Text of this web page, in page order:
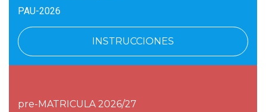
PAU-2026
INSTRUCCIONES
pre-MATRICULA 2026/27